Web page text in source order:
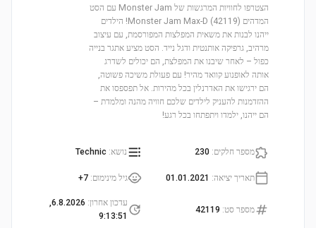
הצטרפו לחוויות המרגשות של Monster Jam עם הסט
המדהים Monster Jam Max-D (42119)! הילדים
ייהנו לבנות את משאית המפלצות המפורסמת, עם עיצוב
מרהיב, גרפיקה אותנטית ודגל נייד. הסט מציע אתגר בנייה
כפול – לאחר שיבנו את המפלצת, הם יכולים לשדרג
אותה לאופנוע קוואד מהיר! עם פעולת משיכה פשוטה,
הם ירגישו את האדרנלין בכל מהירות. אל תפספסו את
ההזדמנות להעניק לילדים שלכם חוויה מהנה ומלמדת –
הם ייהנו, ילמדו ויתפתחו בכל רגע!
מספר חלקים:
230 נושא:
Technic
תאריך יציאה:
01.01.2021 גיל מינימום:
7+
מספר סט:
42119
עדכון אחרון:
6.8.2026,
9:13:51